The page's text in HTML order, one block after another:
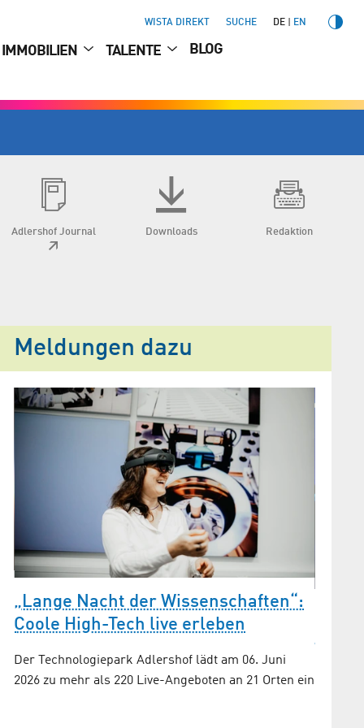
WISTA DIREKT SUCHE DE EN
IMMOBILIEN TALENTE BLOG
Adlershof Journal Downloads Redaktion
Meldungen dazu
„Lange Nacht der Wissenschaften“:
Coole High-Tech live erleben
Der Technologiepark Adlershof lädt am 06. Juni
2026 zu mehr als 220 Live-Angeboten an 21 Orten ein